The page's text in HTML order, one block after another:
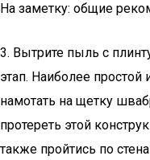
На заметку: общие
3. Вытрите пыль с
этап. Наиболее
намотать на щетку
протереть этой
также пройтись по